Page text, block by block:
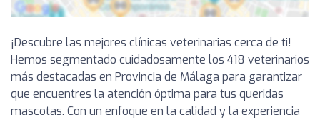
¡Descubre las mejores clínicas veterinarias cerca de ti!
Hemos segmentado cuidadosamente los 418 veterinarios
más destacadas en Provincia de Málaga para garantizar
que encuentres la atención óptima para tus queridas
mascotas. Con un enfoque en la calidad y la experiencia